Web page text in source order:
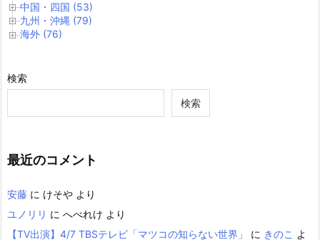
中国・四国 (53)
九州・沖縄 (79)
海外 (76)
検索
検索
最近のコメント
安藤 に けそや より
ユノリリ に へべれけ より
【TV出演】4/7 TBSテレビ「マツコの知らない世界」
に きのこ よ